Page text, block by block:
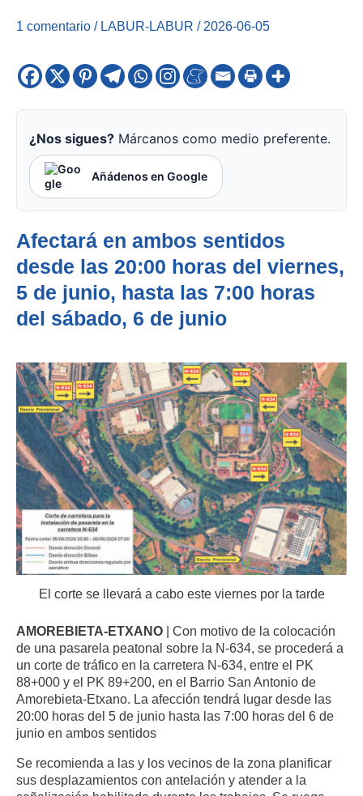
1 comentario / LABUR-LABUR / 2026-06-05
¿Nos sigues? Márcanos como medio preferente.
Añádenos en Google
Afectará en ambos sentidos
desde las 20:00 horas del viernes,
5 de junio, hasta las 7:00 horas
del sábado, 6 de junio
El corte se llevará a cabo este viernes por la tarde
AMOREBIETA-ETXANO | Con motivo de la colocación
de una pasarela peatonal sobre la N-634, se procederá a
un corte de tráfico en la carretera N-634, entre el PK
88+000 y el PK 89+200, en el Barrio San Antonio de
Amorebieta-Etxano. La afección tendrá lugar desde las
20:00 horas del 5 de junio hasta las 7:00 horas del 6 de
junio en ambos sentidos
Se recomienda a las y los vecinos de la zona planificar
sus desplazamientos con antelación y atender a la